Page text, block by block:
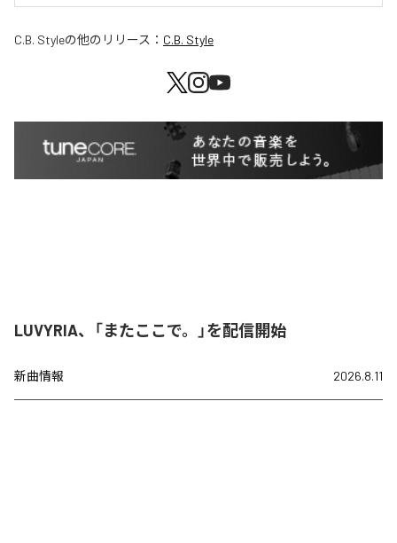
C.B. Styleの他のリリース： C.B. Style
LUVYRIA、「またここで。」を配信開始
新曲情報 2026.8.11